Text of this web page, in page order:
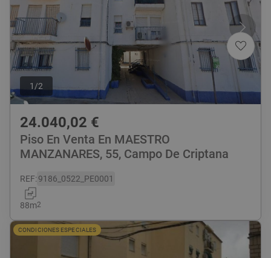
1 /2
24.040,02 €
Piso En Venta En MAESTRO
MANZANARES, 55, Campo De Criptana
REF:9186_0522_PE0001
88m2
CONDICIONES ESPECIALES